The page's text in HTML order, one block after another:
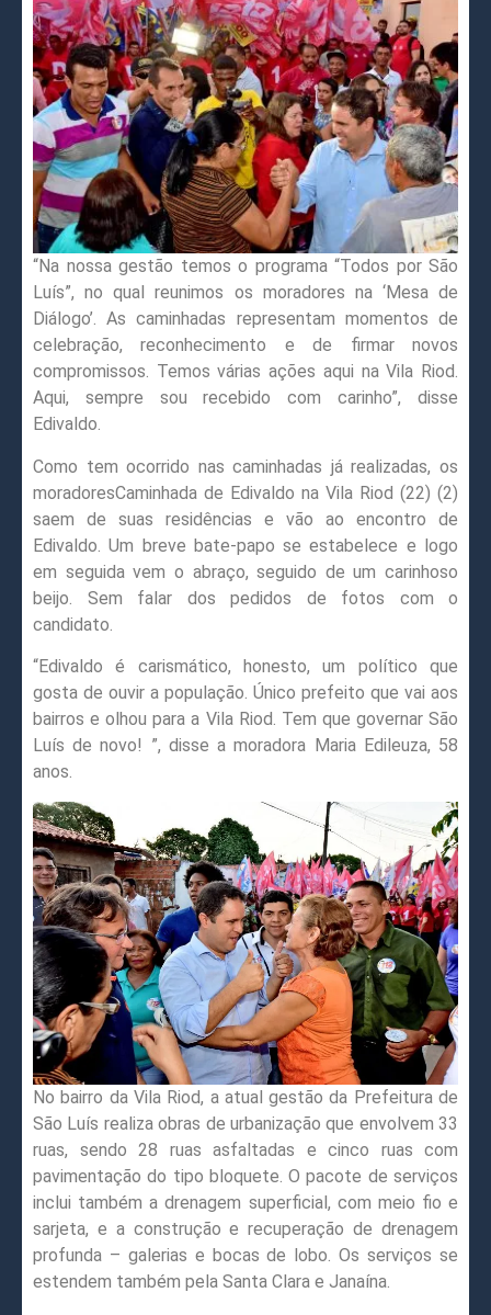
“Na nossa gestão temos o programa “Todos por São
Luís”, no qual reunimos os moradores na ‘Mesa de
Diálogo’. As caminhadas representam momentos de
celebração, reconhecimento e de firmar novos
compromissos. Temos várias ações aqui na Vila Riod.
Aqui, sempre sou recebido com carinho”, disse
Edivaldo.
Como tem ocorrido nas caminhadas já realizadas, os
moradoresCaminhada de Edivaldo na Vila Riod (22) (2)
saem de suas residências e vão ao encontro de
Edivaldo. Um breve bate-papo se estabelece e logo
em seguida vem o abraço, seguido de um carinhoso
beijo. Sem falar dos pedidos de fotos com o
candidato.
“Edivaldo é carismático, honesto, um político que
gosta de ouvir a população. Único prefeito que vai aos
bairros e olhou para a Vila Riod. Tem que governar São
Luís de novo! ”, disse a moradora Maria Edileuza, 58
anos.
No bairro da Vila Riod, a atual gestão da Prefeitura de
São Luís realiza obras de urbanização que envolvem 33
ruas, sendo 28 ruas asfaltadas e cinco ruas com
pavimentação do tipo bloquete. O pacote de serviços
inclui também a drenagem superficial, com meio fio e
sarjeta, e a construção e recuperação de drenagem
profunda – galerias e bocas de lobo. Os serviços se
estendem também pela Santa Clara e Janaína.